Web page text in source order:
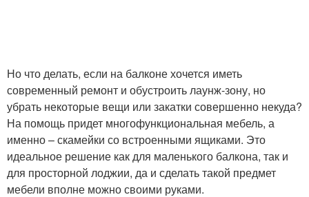
Но что делать, если на балконе хочется иметь
современный ремонт и обустроить лаунж-зону, но
убрать некоторые вещи или закатки совершенно некуда?
На помощь придет многофункциональная мебель, а
именно – скамейки со встроенными ящиками. Это
идеальное решение как для маленького балкона, так и
для просторной лоджии, да и сделать такой предмет
мебели вполне можно своими руками.